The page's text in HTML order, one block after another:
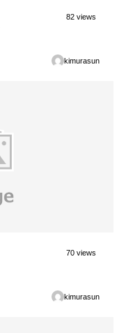
82 views
kimurasun
70 views
kimurasun